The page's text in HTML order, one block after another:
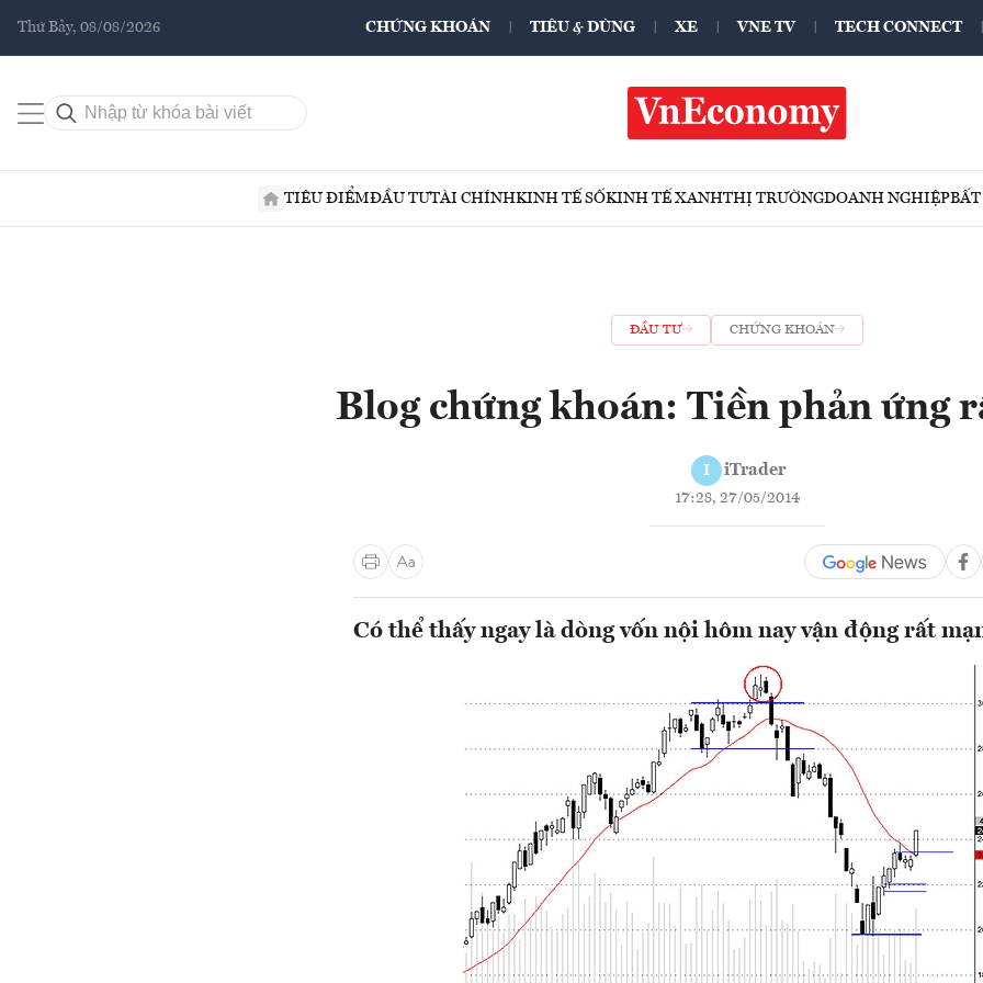
Thứ Bảy, 08/08/2026 CHỨNG KHOÁN TIÊU & DÙNG XE VNE TV TECH CONNECT
TIÊU ĐIỂMĐẦU TƯTÀI CHÍNHKINH TẾ SỐKINH TẾ XANHTHỊ TRƯỜNGDOANH NGHIỆPBẤT
ĐẦU TƯ CHỨNG KHOÁN
Blog chứng khoán: Tiền phản ứng
I iTrader
17:28, 27/05/2014
Có thể thấy ngay là dòng vốn nội hôm nay vận động rất